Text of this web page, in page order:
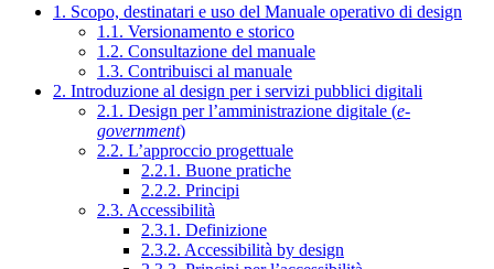
1. Scopo, destinatari e uso del Manuale operativo di design
1.1. Versionamento e storico
1.2. Consultazione del manuale
1.3. Contribuisci al manuale
2. Introduzione al design per i servizi pubblici digitali
2.1. Design per l’amministrazione digitale (e-
government)
2.2. L’approccio progettuale
2.2.1. Buone pratiche
2.2.2. Principi
2.3. Accessibilità
2.3.1. Definizione
2.3.2. Accessibilità by design